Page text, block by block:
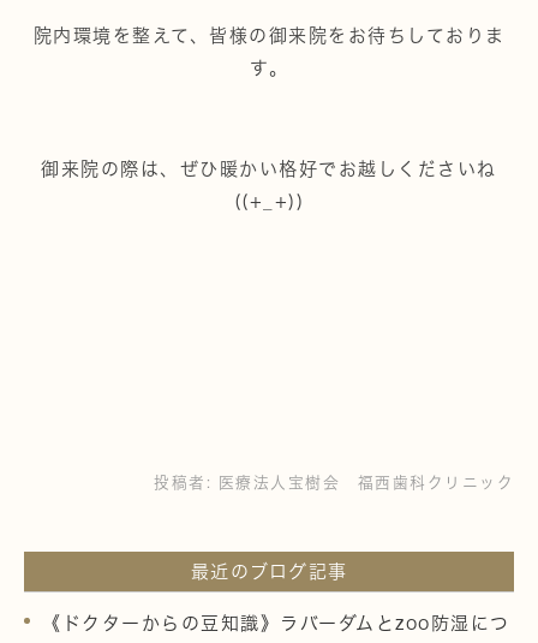
院内環境を整えて、皆様の御来院をお待ちしておりま
す。
御来院の際は、ぜひ暖かい格好でお越しくださいね
((+_+))
投稿者: 医療法人宝樹会 福西歯科クリニック
最近のブログ記事
《ドクターからの豆知識》ラバーダムとzoo防湿につ